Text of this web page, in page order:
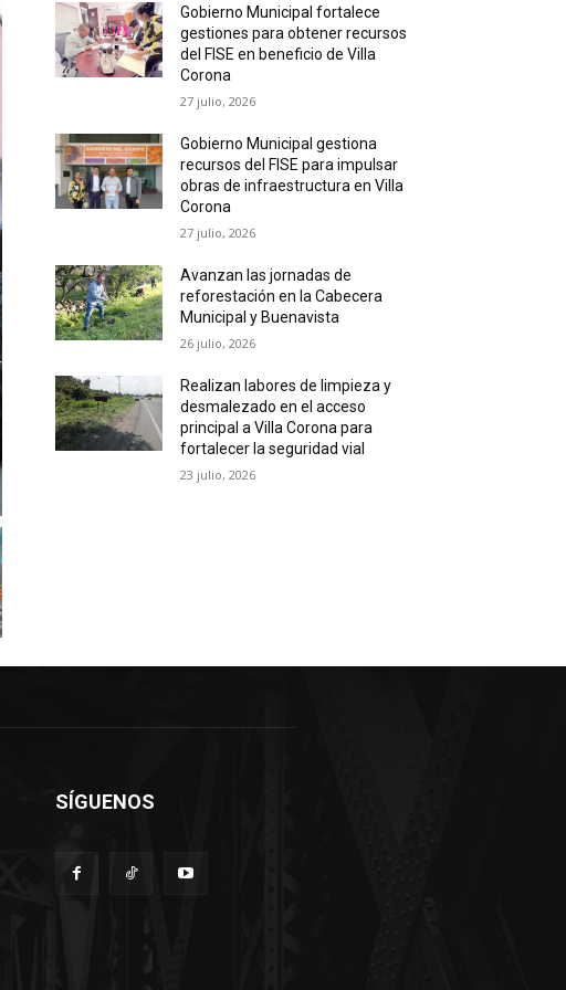
Gobierno Municipal fortalece
gestiones para obtener recursos
del FISE en beneficio de Villa
Corona
27 julio, 2026
Gobierno Municipal gestiona
recursos del FISE para impulsar
obras de infraestructura en Villa
Corona
27 julio, 2026
Avanzan las jornadas de
reforestación en la Cabecera
Municipal y Buenavista
26 julio, 2026
Realizan labores de limpieza y
desmalezado en el acceso
principal a Villa Corona para
fortalecer la seguridad vial
23 julio, 2026
SÍGUENOS